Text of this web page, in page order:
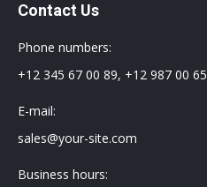
Contact Us
Phone numbers:
+12 345 67 00 89, +12 987 00
E-mail:
sales@your-site.com
Business hours: